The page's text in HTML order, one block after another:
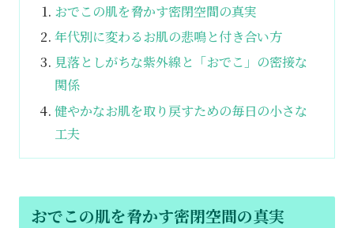
おでこの肌を脅かす密閉空間の真実
年代別に変わるお肌の悲鳴と付き合い方
見落としがちな紫外線と「おでこ」の密接な
関係
健やかなお肌を取り戻すための毎日の小さな
工夫
おでこの肌を脅かす密閉空間の真実